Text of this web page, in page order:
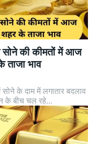
की कीमतों में आज
भाव
सोने के दाम में लगातार बदलाव
के बीच चल रहे...